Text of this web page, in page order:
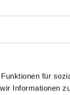
für
Informationen
& Risiken